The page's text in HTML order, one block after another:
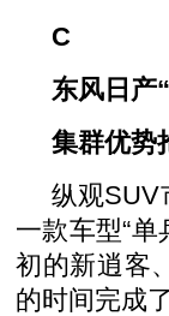
C
东风日产
集群优势
纵观SUV
一款车型“单
初的新逍客
的时间完成